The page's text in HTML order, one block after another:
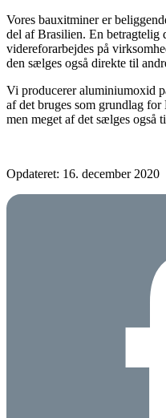
Vores bauxitminer er
del af Brasilien. En betragtelig
videreforarbejdes på
den sælges også direkte til
Vi producerer aluminiumoxid
af det bruges som grundlag
men meget af det sælges også
Opdateret: 16. december 2020